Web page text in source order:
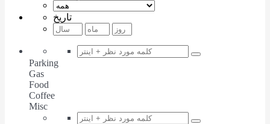
تاریخ
Parking
Gas
Food
Coffee
Misc